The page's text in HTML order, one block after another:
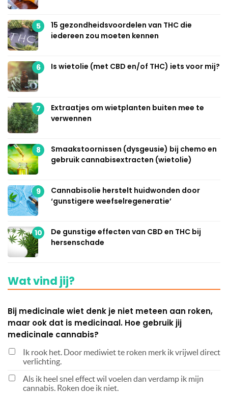
5
15 gezondheidsvoordelen van THC die
iedereen zou moeten kennen
6 Is wietolie (met CBD en/of THC) iets voor mij?
7
Extraatjes om wietplanten buiten mee te
verwennen
8
Smaakstoornissen (dysgeusie) bij chemo en
gebruik cannabisextracten (wietolie)
9
Cannabisolie herstelt huidwonden door
‘gunstigere weefselregeneratie’
10
De gunstige effecten van CBD en THC bij
hersenschade
Wat vind jij?
Bij medicinale wiet denk je niet meteen aan roken,
maar ook dat is medicinaal. Hoe gebruik jij
medicinale cannabis?
Ik rook het. Door mediwiet te roken merk ik vrijwel direct
verlichting.
Als ik heel snel effect wil voelen dan verdamp ik mijn
cannabis. Roken doe ik niet.